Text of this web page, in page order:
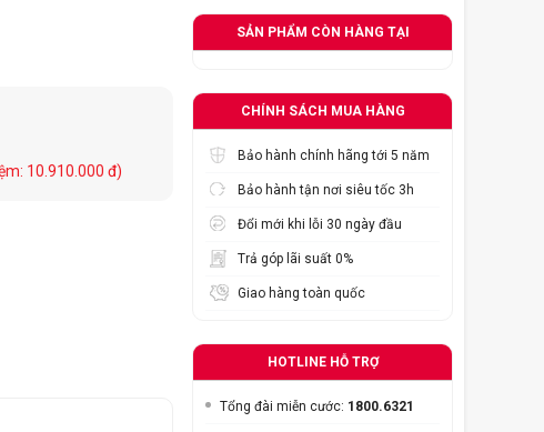
10.910.000 đ)
SẢN PHẨM CÒN HÀNG TẠI
CHÍNH SÁCH MUA HÀNG
Bảo hành chính hãng tới 5 năm
Bảo hành tận nơi siêu tốc 3h
Đổi mới khi lỗi 30 ngày đầu
Trả góp lãi suất 0%
Giao hàng toàn quốc
HOTLINE HỖ TRỢ
Tổng đài miễn cước: 1800.6321